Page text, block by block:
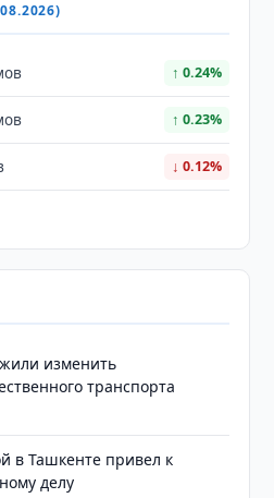
↑ 0.24%
↑ 0.23%
↓ 0.12%
изменить
транспорта
в Ташкенте привел к
делу